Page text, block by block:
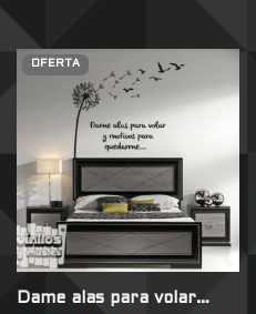
OFERTA
Dame alas para volar…